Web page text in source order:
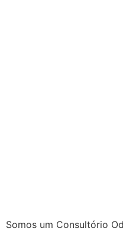
Somos um Consultório